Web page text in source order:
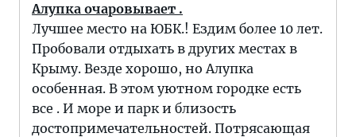
Алупка очаровывает .
Лучшее место на ЮБК.! Ездим более 10 лет.
Пробовали отдыхать в других местах в
Крыму. Везде хорошо, но Алупка
особенная. В этом уютном городке есть
все . И море и парк и близость
достопримечательностей. Потрясающая